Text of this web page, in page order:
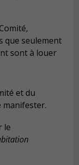
que seulement
sont à louer
et du
manifester.
le